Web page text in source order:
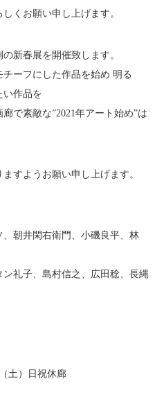
くお願い申し上げます。
新春展を開催致します。
ーフにした作品を始め 明る
い作品を
で素敵な”2021年アート始め”は
すようお願い申し上げます。
朝井閑右衛門、小磯良平、林
礼子、島村信之、広田稔、長縄
土）日祝休廊